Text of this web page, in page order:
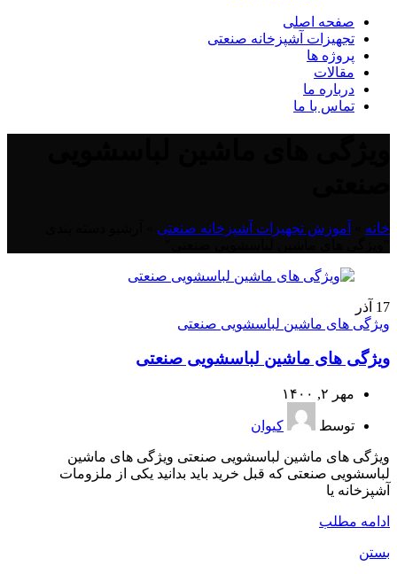
صفحه اصلی
تجهیزات آشپزخانه صنعتی
پروژه ها
مقالات
درباره ما
تماس با ما
خانه آموزش تجهیزات آشپزخانه صنعتی
17 آذر
ویژگی های ماشین لباسشویی صنعتی
ویژگی های ماشین لباسشویی صنعتی
مهر ۲, ۱۴۰۰
توسط کیوان
ویژگی های ماشین لباسشویی صنعتی ویژگی های ماشین
لباسشویی صنعتی که قبل خرید باید بدانید یکی از ملزومات
آشپزخانه یا
ادامه مطلب
بستن